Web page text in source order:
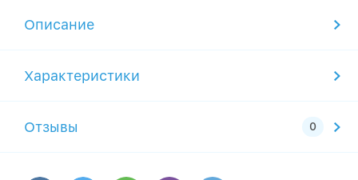
Описание
Характеристики
Отзывы